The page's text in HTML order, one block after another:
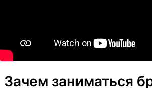
Зачем заниматься